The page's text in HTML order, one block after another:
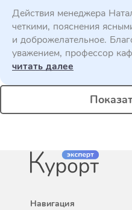
Действия менеджера
четкими, пояснения
и доброжелательное.
уважением, профессор
читать далее
Навигация